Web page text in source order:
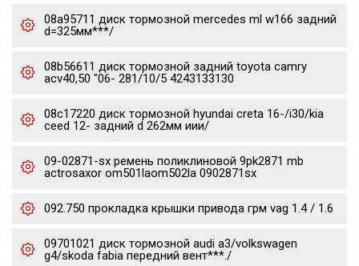
08a95711 диск тормозной mercedes ml w166 задний
d=325мм***/
08b56611 диск тормозной задний toyota camry
acv40,50 "06- 281/10/5 4243133130
08c17220 диск тормозной hyundai creta 16-/i30/kia
ceed 12- задний d 262мм иии/
09-02871-sx ремень поликлиновой 9pk2871 mb
actrosaxor om501laom502la 0902871sx
092.750 прокладка крышки привода грм vag 1.4 / 1.6
09701021 диск тормозной audi a3/volkswagen
g4/skoda fabia передний вент***./